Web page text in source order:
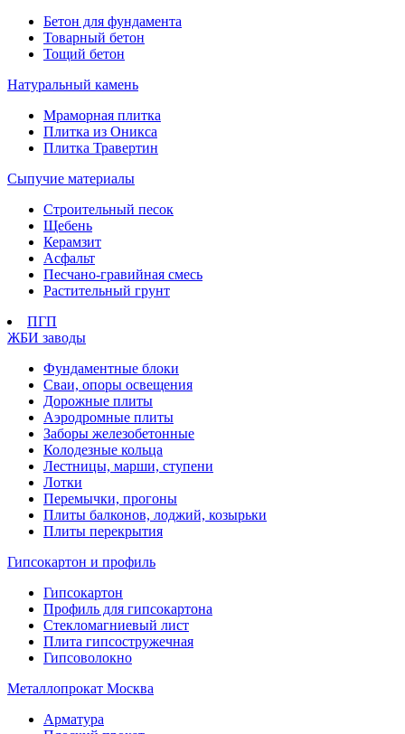
Бетон для фундамента
Товарный бетон
Тощий бетон
Натуральный камень
Мраморная плитка
Плитка из Оникса
Плитка Травертин
Сыпучие материалы
Строительный песок
Щебень
Керамзит
Асфальт
Песчано-гравийная смесь
Растительный грунт
ПГП
ЖБИ заводы
Фундаментные блоки
Сваи, опоры освещения
Дорожные плиты
Аэродромные плиты
Заборы железобетонные
Колодезные кольца
Лестницы, марши, ступени
Лотки
Перемычки, прогоны
Плиты балконов, лоджий, козырьки
Плиты перекрытия
Гипсокартон и профиль
Гипсокартон
Профиль для гипсокартона
Стекломагниевый лист
Плита гипсостружечная
Гипсоволокно
Металлопрокат Москва
Арматура